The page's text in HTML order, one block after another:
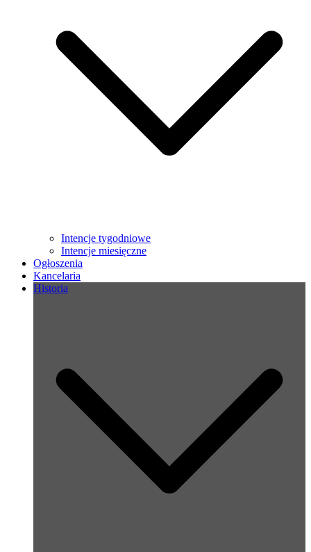
Intencje tygodniowe
Intencje miesięczne
Ogłoszenia
Kancelaria
Historia